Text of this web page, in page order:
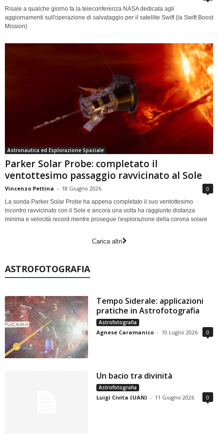
Risale a qualche giorno fa la teleconferenza NASA dedicata agli
aggiornamenti sull'operazione di salvataggio per il satellite Swift (la Swift Boost
Mission)
Astronautica ed Esplorazione Spaziale
Parker Solar Probe: completato il
ventottesimo passaggio ravvicinato al Sole
Vincenzo Pettina - 18 Giugno 2026 0
La sonda Parker Solar Probe ha appena completato il suo ventottesimo
incontro ravvicinato con il Sole e ancora una volta ha raggiunto distanza
minima e velocità record mentre prosegue l'esplorazione della corona solare
Carica altri
ASTROFOTOGRAFIA
Tempo Siderale: applicazioni
pratiche in Astrofotografia
Astrofotografia
Agnese Caramanico - 10 Luglio 2026 0
Un bacio tra divinità
Astrofotografia
Luigi Civita (UAN) - 11 Giugno 2026 0